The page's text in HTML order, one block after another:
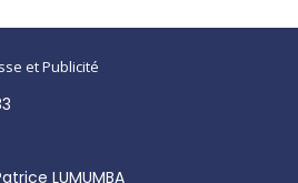
et Publicité
LUMUMBA